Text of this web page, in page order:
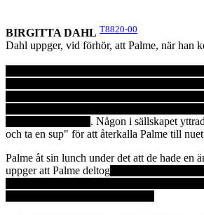
BIRGITTA DAHL T8820-00
Dahl uppger, vid förhör, att Palme, när han
. Någon i sällskapet
och ta en sup" för att återkalla Palme till
Palme åt sin lunch under det att de hade en
uppger att Palme deltog